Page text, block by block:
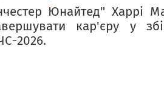
Юнайтед" Харрі
кар'єру у
2026.